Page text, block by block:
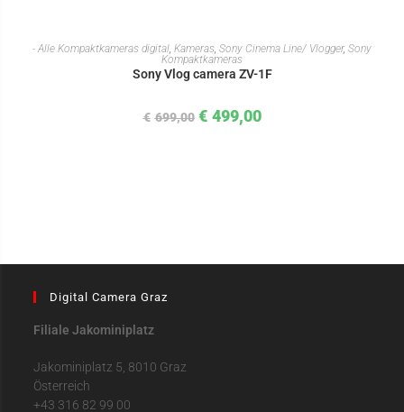
IN DEN WARENKORB
- Alle Kompaktkameras digital, Kameras, Sony Cinema Line/ Vlogger, Sony
Kompaktkameras
Sony Vlog camera ZV-1F
€ 699,00 € 499,00
Digital Camera Graz
Filiale Jakominiplatz
Jakominiplatz 5, 8010 Graz
Österreich
+43 316 82 99 00